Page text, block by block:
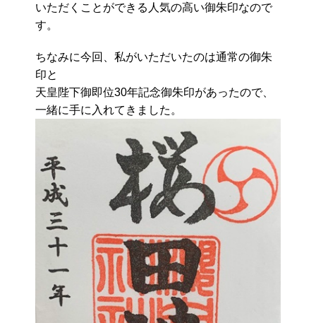
いただくことができる人気の高い御朱印なので
す。
ちなみに今回、私がいただいたのは通常の御朱
印と
天皇陛下御即位30年記念御朱印があったので、
一緒に手に入れてきました。